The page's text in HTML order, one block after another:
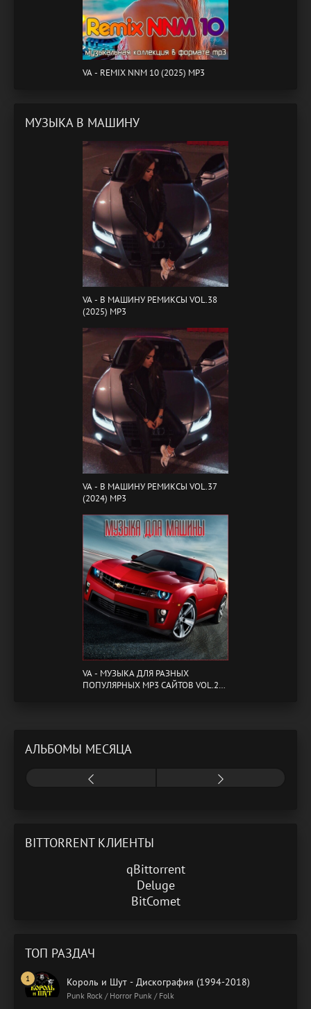
VA - REMIX NNM 10 (2025) MP3
МУЗЫКА В МАШИНУ
VA - B МАШИНУ РЕМИКСЫ VOL.38
(2025) MP3
VA - B МАШИНУ РЕМИКСЫ VOL.37
(2024) MP3
VA - МУЗЫКА ДЛЯ РАЗНЫХ
ПОПУЛЯРНЫХ MP3 САЙТОВ VOL.20
АЛЬБОМЫ МЕСЯЦА
BITTORRENT КЛИЕНТЫ
qBittorrent
Deluge
BitComet
ТОП РАЗДАЧ
Король и Шут - Дискография (1994-2018)
Punk Rock / Horror Punk / Folk